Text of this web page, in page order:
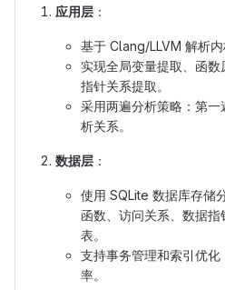
应用层 ：
基于 Clang/LLVM 解析内
实现全局变量提取、函
指针关系提取。
采用两遍分析策略：第
析关系。
数据层 ：
使用 SQLite 数据库存储
函数、访问关系、数据
表。
支持事务管理和索引优
率。